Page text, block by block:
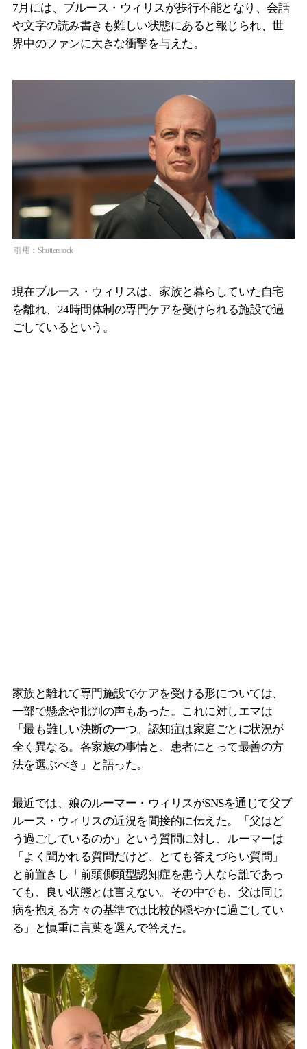
7月には、ブルース・ウィリスが歩行不能となり、会話
や文字の読み書きも難しい状態にあると報じられ、世
界中のファンに大きな衝撃を与えた。
引用：Shutterstock
現在ブルース・ウィリスは、家族と暮らしていた自宅
を離れ、24時間体制の専門ケアを受けられる施設で過
ごしているという。
家族と離れて専門施設でケアを受ける形については、
一部で懸念や批判の声もあった。これに対しエマは
「最も難しい決断の一つ。認知症は家庭ごとに状況が
全く異なる。各家族の事情と、患者にとって最善の方
法を選ぶべき」と語った。
最近では、娘のルーマー・ウィリスがSNSを通じて父ブ
ルース・ウィリスの近況を間接的に伝えた。「父はど
う過ごしているのか」という質問に対し、ルーマーは
「よく聞かれる質問だけど、とても答えづらい質問」
と前置きし「前頭側頭型認知症を患う人なら誰であっ
ても、良い状態とは言えない。その中でも、父は同じ
病を抱える方々の基準では比較的穏やかに過ごしてい
る」と慎重に言葉を選んで答えた。